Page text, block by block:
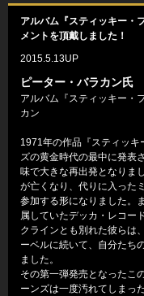
アルバム『スティッキー・
メントを頂戴しました！
2015.5.13UP
ピーター・バラカン氏
アルバム『スティッキー
カン
1971年の作品『スティッキ
ズの黄金時代の最中に発表
味で大きな再出発となりま
が亡くなり、代りに入った
参加する形になりました。
属していたデッカ・レコー
クラインとも別れた彼らは
ーベルに続いて、自分たち
ました。
その第一弾発売となったこ
ーンズは一度汚れてしまっ